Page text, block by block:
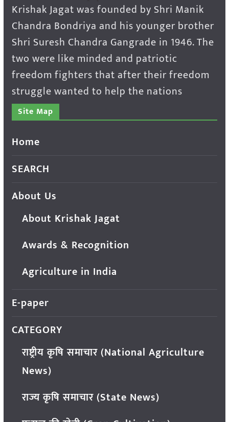
Krishak Jagat was founded by Shri Manik
Chandra Bondriya and his younger brother
Shri Suresh Chandra Gangrade in 1946. The
two were like minded and patriotic
freedom fighters that after their freedom
struggle wanted to help the nations
Site Map
Home
SEARCH
About Us
About Krishak Jagat
Awards & Recognition
Agriculture in India
E-paper
CATEGORY
राष्ट्रीय कृषि समाचार (National Agriculture
News)
राज्य कृषि समाचार (State News)